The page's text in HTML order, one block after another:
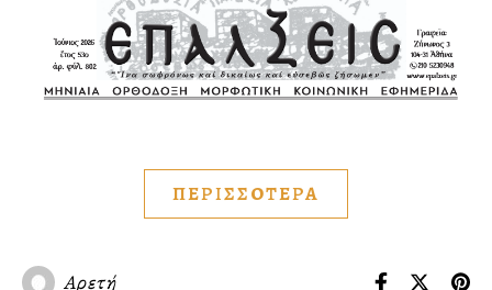
ΠΕΡΙΣΣΟΤΕΡΑ
Αρετή